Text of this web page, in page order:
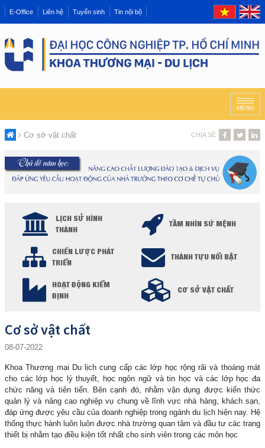
E-Office Liên hệ Tuyển sinh Tin nội bộ
MENU
Cơ sở vật chất CHIA SẺ
LỊCH SỬ HÌNH
THÀNH
TẦM NHÌN SỨ MỆNH
CHIẾN LƯỢC PHÁT
TRIỂN
THÀNH TỰU NỔI BẬT
HOẠT ĐỘNG KIỂM
ĐỊNH
CƠ SỞ VẬT CHẤT
Cơ sở vật chất
08-07-2022
Khoa Thương mại Du lịch cung cấp các lớp học rộng rãi và thoáng mát
cho các lớp học lý thuyết, học ngôn ngữ và tin học và các lớp học đa
chức năng và tiên tiến. Bên cạnh đó, nhằm vận dụng được kiến thức
quản lý và nâng cao nghiệp vụ chung về lĩnh vực nhà hàng, khách sạn,
đáp ứng được yêu cầu của doanh nghiệp trong ngành du lịch hiện nay. Hệ
thống thực hành luôn luôn được nhà trường quan tâm và đầu tư các trang
thiết bị nhằm tạo điều kiện tốt nhất cho sinh viên trong các môn học